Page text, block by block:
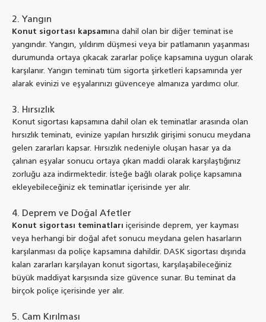
2. Yangın
Konut sigortası kapsamına dahil olan bir diğer teminat ise
yangındır. Yangın, yıldırım düşmesi veya bir patlamanın yaşanması
durumunda ortaya çıkacak zararlar poliçe kapsamına uygun olarak
karşılanır. Yangın teminatı tüm sigorta şirketleri kapsamında yer
alarak evinizi ve eşyalarınızı güvenceye almanıza yardımcı olur.
3. Hırsızlık
Konut sigortası kapsamına dahil olan ek teminatlar arasında olan
hırsızlık teminatı, evinize yapılan hırsızlık girişimi sonucu meydana
gelen zararları kapsar. Hırsızlık nedeniyle oluşan hasar ya da
çalınan eşyalar sonucu ortaya çıkan maddi olarak karşılaştığınız
zorluğu aza indirmektedir. İsteğe bağlı olarak poliçe kapsamına
ekleyebileceğiniz ek teminatlar içerisinde yer alır.
4. Deprem ve Doğal Afetler
Konut sigortası teminatları içerisinde deprem, yer kayması
veya herhangi bir doğal afet sonucu meydana gelen hasarların
karşılanması da poliçe kapsamına dahildir. DASK sigortası dışında
kalan zararları karşılayan konut sigortası, karşılaşabileceğiniz
büyük maddiyat karşısında size güvence sunar. Bu teminat da
birçok poliçe içerisinde yer alır.
5. Cam Kırılması